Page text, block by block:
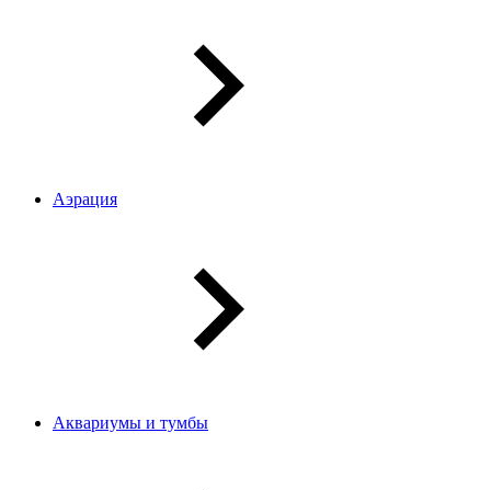
Аэрация
Аквариумы и тумбы